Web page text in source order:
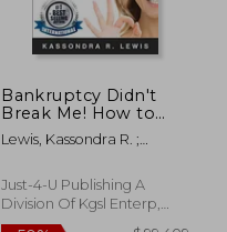
Bankruptcy Didn't
Break Me! How to
Learn the Keys to
Success to Increase
(en Inglés)
Lewis, Kassondra R. ;
Josette
Just-4-U Publishing A
Division Of Kgsl Enterp,
2020, Tapa Blanda, Nuevo